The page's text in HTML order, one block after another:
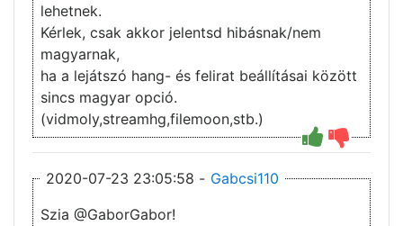
lehetnek.
Kérlek, csak akkor jelentsd hibásnak/nem
magyarnak,
ha a lejátszó hang- és felirat beállításai között
sincs magyar opció.
(vidmoly,streamhg,filemoon,stb.)
2020-07-23 23:05:58 - Gabcsi110
Szia @GaborGabor!